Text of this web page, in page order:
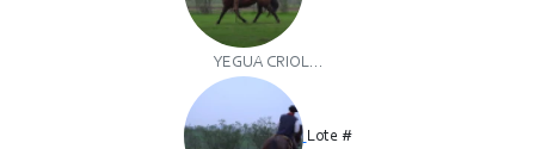
YEGUA CRIOL...
Lote #